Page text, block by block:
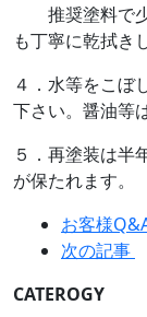
推奨塗料で少
も丁寧に乾拭き
４．水等をこぼ
下さい。醤油等
５．再塗装は半
が保たれます。
お客様
次の記事
CATEROGY